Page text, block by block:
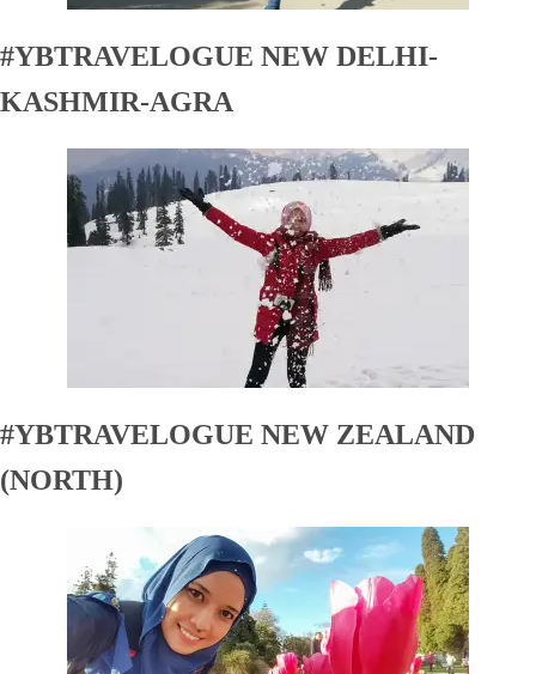
#YBTRAVELOGUE NEW DELHI-
KASHMIR-AGRA
#YBTRAVELOGUE NEW ZEALAND
(NORTH)